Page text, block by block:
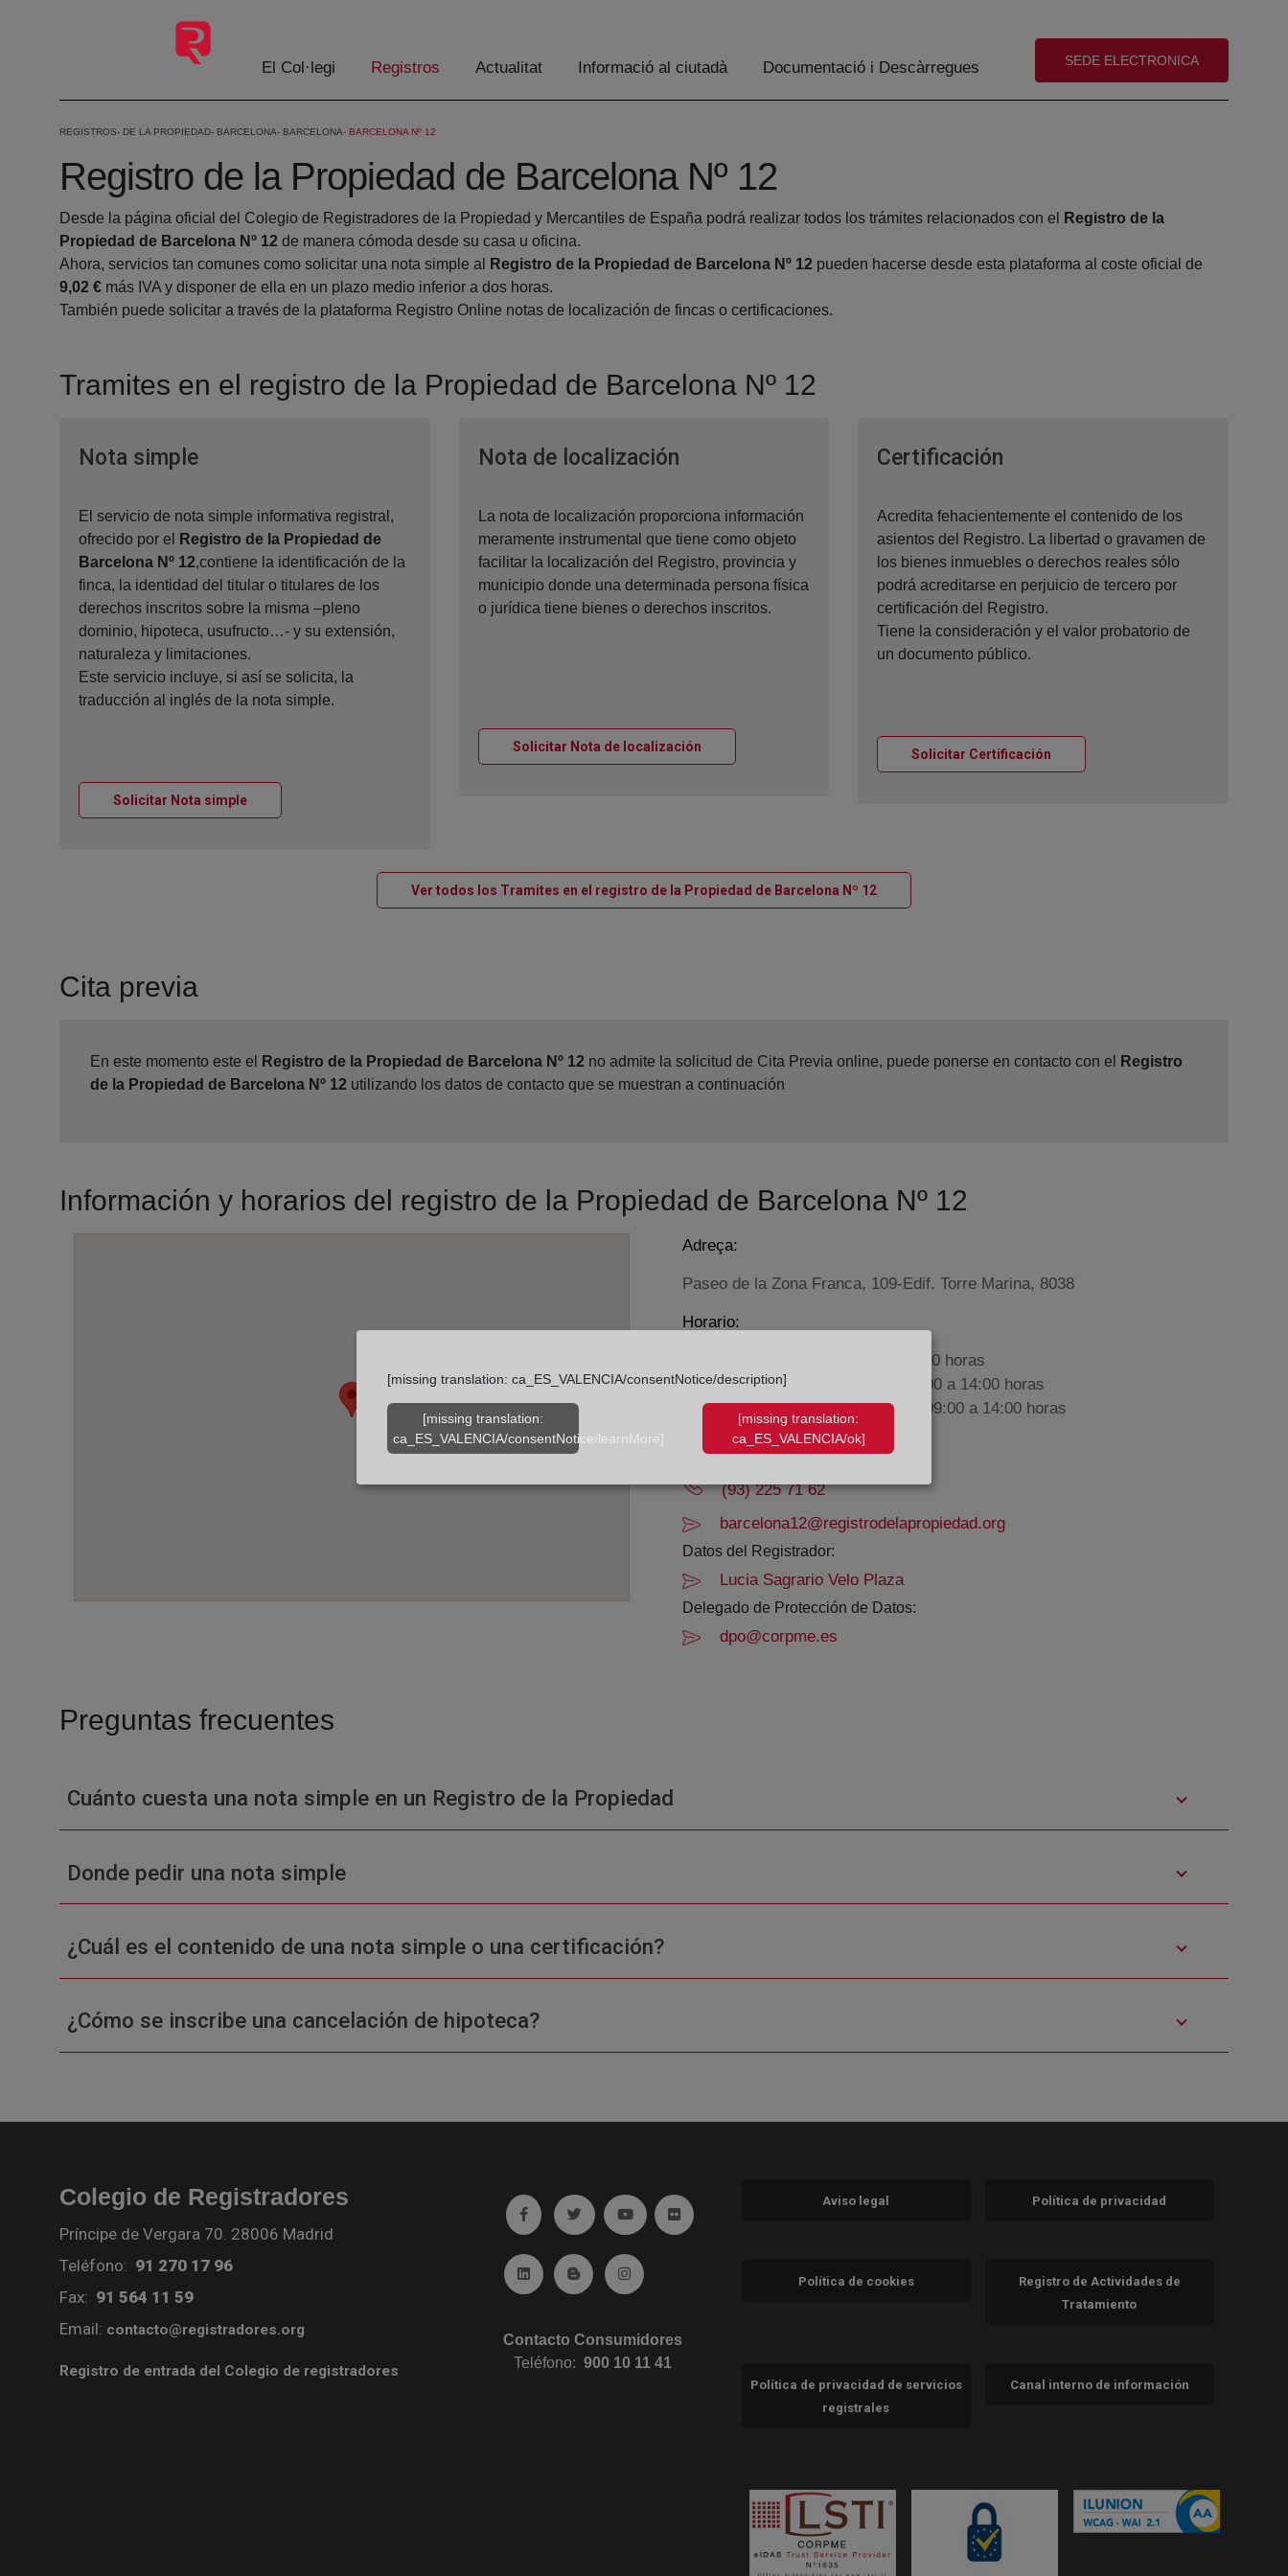
Salta al contingut principal
El Col·legi Registros Actualitat Informació al ciutadà Documentació i Descàrregues (abre en nueva ventana)
SEDE ELECTRONICA
REGISTROS DE LA PROPIEDAD BARCELONA BARCELONA BARCELONA Nº 12
Registro de la Propiedad de Barcelona Nº 12
Desde la página oficial del Colegio de Registradores de la Propiedad y Mercantiles de España podrá realizar todos los trámites relacionados con el
Registro de la
Propiedad de Barcelona Nº 12 de manera cómoda desde su casa u oficina.
Ahora, servicios tan comunes como solicitar una nota simple al
Registro de la Propiedad de Barcelona Nº 12 pueden hacerse desde esta plataforma al coste oficial de
9,02 € más IVA y disponer de ella en un plazo medio inferior a dos horas.
También puede solicitar a través de la plataforma Registro Online notas de localización de fincas o certificaciones.
Tramites en el registro de la Propiedad de Barcelona Nº 12
Nota simpleVentana nueva
El servicio de nota simple informativa registral,
ofrecido por el
Registro de la Propiedad de
Barcelona Nº 12,contiene la identificación de la
finca, la identidad del titular o titulares de los
derechos inscritos sobre la misma –pleno
dominio, hipoteca, usufructo…- y su extensión,
naturaleza y limitaciones.
Este servicio incluye, si así se solicita, la
traducción al inglés de la nota simple.
Solicitar Nota simpleVentana nueva
Nota de localizaciónVentana nueva
La nota de localización proporciona información
meramente instrumental que tiene como objeto
facilitar la localización del Registro, provincia y
municipio donde una determinada persona física
o jurídica tiene bienes o derechos inscritos.
Solicitar Nota de localizaciónVentana nueva
Certificación
Acredita fehacientemente el contenido de los
asientos del Registro. La libertad o gravamen de
los bienes inmuebles o derechos reales sólo
podrá acreditarse en perjuicio de tercero por
certificación del Registro.
Tiene la consideración y el valor probatorio de
un documento público.
Solicitar Certificación
Ver todos los Tramites en el registro de la Propiedad de Barcelona Nº 12
Cita previa
En este momento este el Registro de la Propiedad de Barcelona Nº 12 no admite la solicitud de Cita Previa online, puede ponerse en contacto con el
Registro
de la Propiedad de Barcelona Nº 12 utilizando los datos de contacto que se muestran a continuación
Información y horarios del registro de la Propiedad de Barcelona Nº 12
Adreça:
Paseo de la Zona Franca, 109-Edif. Torre Marina, 8038
Horario:
De lunes a viernes de 09:00 a 17:00 horas
Agosto: De lunes a viernes de 09:00 a 14:00 horas
Los días 24 y 31 de diciembre de 09:00 a 14:00 horas
(93) 225 71 62
barcelona12@registrodelapropiedad.org
Datos del Registrador:
Lucia Sagrario Velo Plaza
Delegado de Protección de Datos:
dpo@corpme.es
Preguntas frecuentes
Cuánto cuesta una nota simple en un Registro de la Propiedad
Donde pedir una nota simple
¿Cuál es el contenido de una nota simple o una certificación?
¿Cómo se inscribe una cancelación de hipoteca?
Colegio de Registradores
Príncipe de Vergara 70. 28006 Madrid
Teléfono: 91 270 17 96
Fax: 91 564 11 59
Email: contacto@registradores.org
Registro de entrada del Colegio de registradores
Ir a facebook (abre en ventana nueva)
Ir a twitter (abre en ventana nueva)
Ir a YouTube (abre en ventana nueva)
Ir a Flickr (abre en ventana nueva)
Ir a Linkedin (abre en ventana nueva)
Ir al Blog (abre en ventana nueva)
Ir a Instagram (abre en ventana nueva)
Contacto Consumidores
Teléfono:900 10 11 41
Aviso legal Política de privacidad
Política de cookies
Registro de Actividades de
Tratamiento
Política de privacidad de servicios
registrales
Canal interno de información
[missing translation: ca_ES_VALENCIA/consentNotice/description]
[missing translation:
ca_ES_VALENCIA/consentNotice/learnMore]
[missing translation:
ca_ES_VALENCIA/ok]